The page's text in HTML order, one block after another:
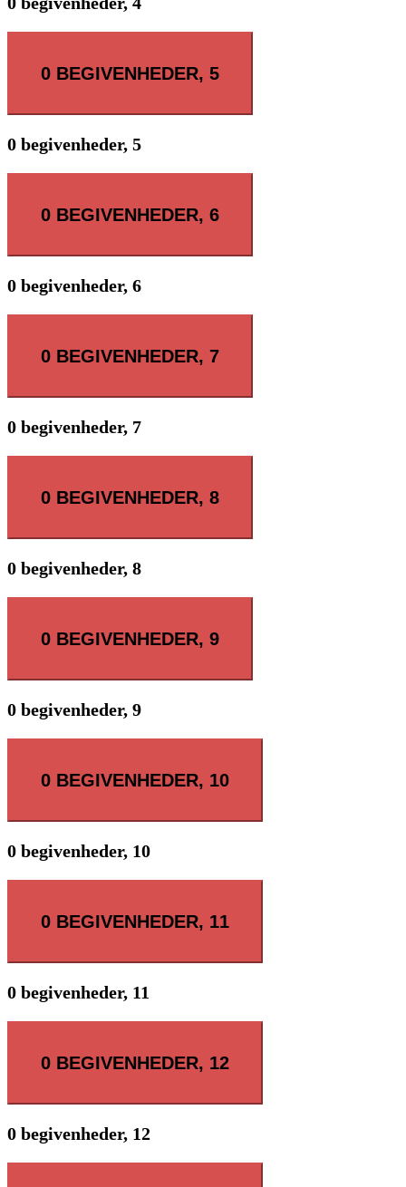
0 BEGIVENHEDER, 5
0 begivenheder, 5
0 BEGIVENHEDER, 6
0 begivenheder, 6
0 BEGIVENHEDER, 7
0 begivenheder, 7
0 BEGIVENHEDER, 8
0 begivenheder, 8
0 BEGIVENHEDER, 9
0 begivenheder, 9
0 BEGIVENHEDER, 10
0 begivenheder, 10
0 BEGIVENHEDER, 11
0 begivenheder, 11
0 BEGIVENHEDER, 12
0 begivenheder, 12